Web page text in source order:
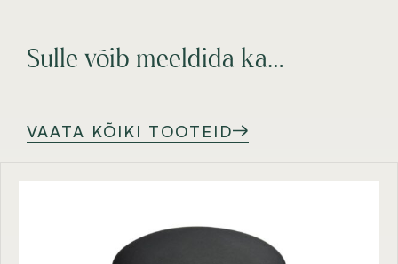
Sulle võib meeldida ka…
VAATA KÕIKI TOOTEID